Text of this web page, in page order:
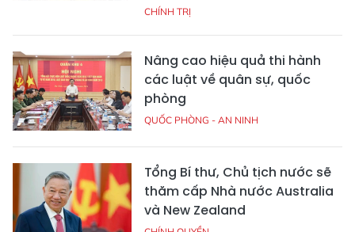
CHÍNH TRỊ
Nâng cao hiệu quả thi hành
các luật về quân sự, quốc
phòng
QUỐC PHÒNG - AN NINH
Tổng Bí thư, Chủ tịch nước sẽ
thăm cấp Nhà nước Australia
và New Zealand